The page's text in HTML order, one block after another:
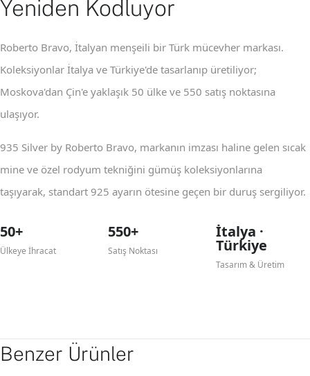
Yeniden Kodluyor
Roberto Bravo, İtalyan menşeili bir Türk mücevher markası.
Koleksiyonlar İtalya ve Türkiye'de tasarlanıp üretiliyor;
Moskova'dan Çin'e yaklaşık 50 ülke ve 550 satış noktasına
ulaşıyor.
935 Silver by Roberto Bravo, markanın imzası haline gelen sıcak
mine ve özel rodyum tekniğini gümüş koleksiyonlarına
taşıyarak, standart 925 ayarın ötesine geçen bir duruş sergiliyor.
50+
Ülkeye İhracat
550+
Satış Noktası
İtalya ·
Türkiye
Tasarım & Üretim
Benzer Ürünler